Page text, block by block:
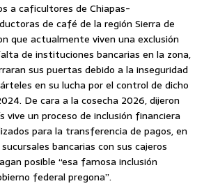
a caficultores de Chiapas-
de café de la región Sierra de
que actualmente viven una exclusión
de instituciones bancarias en la zona,
sus puertas debido a la inseguridad
en su lucha por el control de dicho
De cara a la cosecha 2026, dijeron
vive un proceso de inclusión financiera
para la transferencia de pagos, en
bancarias con sus cajeros
posible “esa famosa inclusión
federal pregona”.